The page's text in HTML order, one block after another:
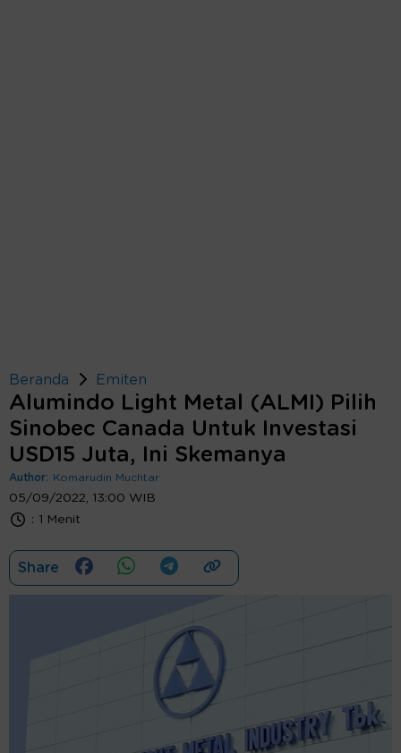
Beranda Emiten
Alumindo Light Metal (ALMI) Pilih
Sinobec Canada Untuk Investasi
USD15 Juta, Ini Skemanya
Author: Komarudin Muchtar
05/09/2022, 13:00 WIB
: 1 Menit
Share